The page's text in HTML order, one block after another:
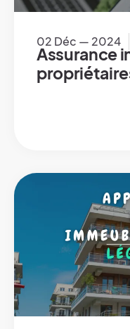
02 Déc — 2024
Assurance